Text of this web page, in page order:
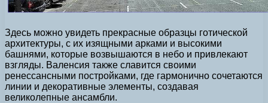
Здесь можно увидеть прекрасные образцы готической
архитектуры, с их изящными арками и высокими
башнями, которые возвышаются в небо и привлекают
взгляды. Валенсия также славится своими
ренессансными постройками, где гармонично сочетаются
линии и декоративные элементы, создавая
великолепные ансамбли.